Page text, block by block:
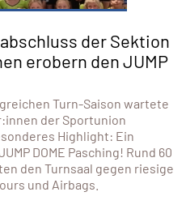
der Sektion
erobern den JUMP
Turn-Saison wartete
der Sportunion
Highlight: Ein
DOME Pasching! Rund 60
den Turnsaal gegen riesige
und Airbags.